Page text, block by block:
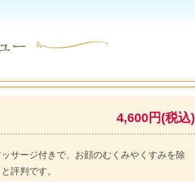
4,600円(税込)
サージ付きで、お顔のむくみやくすみを除
評判です。